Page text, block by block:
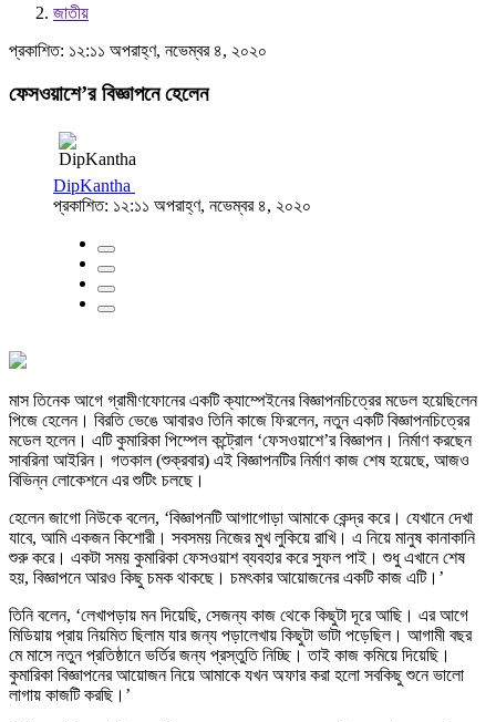
জাতীয়
প্রকাশিত: ১২:১১ অপরাহ্ণ, নভেম্বর ৪, ২০২০
ফেসওয়াশে’র বিজ্ঞাপনে হেলেন
DipKantha
প্রকাশিত: ১২:১১ অপরাহ্ণ, নভেম্বর ৪, ২০২০
মাস তিনেক আগে গ্রামীণফোনের একটি ক্যাম্পেইনের বিজ্ঞাপনচিত্রের মডেল হয়েছিলেন
পিজে হেলেন। বিরতি ভেঙে আবারও তিনি কাজে ফিরলেন, নতুন একটি বিজ্ঞাপনচিত্রের
মডেল হলেন। এটি কুমারিকা পিম্পেল কন্ট্রোল ‘ফেসওয়াশে’র বিজ্ঞাপন। নির্মাণ করছেন
সাবরিনা আইরিন। গতকাল (শুক্রবার) এই বিজ্ঞাপনটির নির্মাণ কাজ শেষ হয়েছে, আজও
বিভিন্ন লোকেশনে এর শুটিং চলছে।
হেলেন জাগো নিউকে বলেন, ‘বিজ্ঞাপনটি আগাগোড়া আমাকে কেন্দ্র করে। যেখানে দেখা
যাবে, আমি একজন কিশোরী। সবসময় নিজের মুখ লুকিয়ে রাখি। এ নিয়ে মানুষ কানাকানি
শুরু করে। একটা সময় কুমারিকা ফেসওয়াশ ব্যবহার করে সুফল পাই। শুধু এখানে শেষ
হয়, বিজ্ঞাপনে আরও কিছু চমক থাকছে। চমৎকার আয়োজনের একটি কাজ এটি।’
তিনি বলেন, ‘লেখাপড়ায় মন দিয়েছি, সেজন্য কাজ থেকে কিছুটা দূরে আছি। এর আগে
মিডিয়ায় প্রায় নিয়মিত ছিলাম যার জন্য পড়ালেখায় কিছুটা ভাটা পড়েছিল। আগামী বছর
মে মাসে নতুন প্রতিষ্ঠানে ভর্তির জন্য প্রস্তুতি নিচ্ছি। তাই কাজ কমিয়ে দিয়েছি।
কুমারিকা বিজ্ঞাপনের আয়োজন নিয়ে আমাকে যখন অফার করা হলো সবকিছু শুনে ভালো
লাগায় কাজটি করছি।’